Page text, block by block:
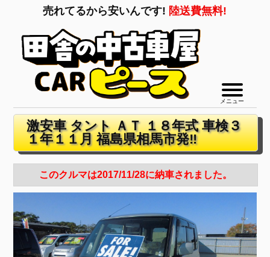
売れてるから安いんです! 陸送費無料!
メニュー
激安車 タント ＡＴ １８年式 車検３
１年１１月 福島県相馬市発‼
このクルマは2017/11/28に納車されました。